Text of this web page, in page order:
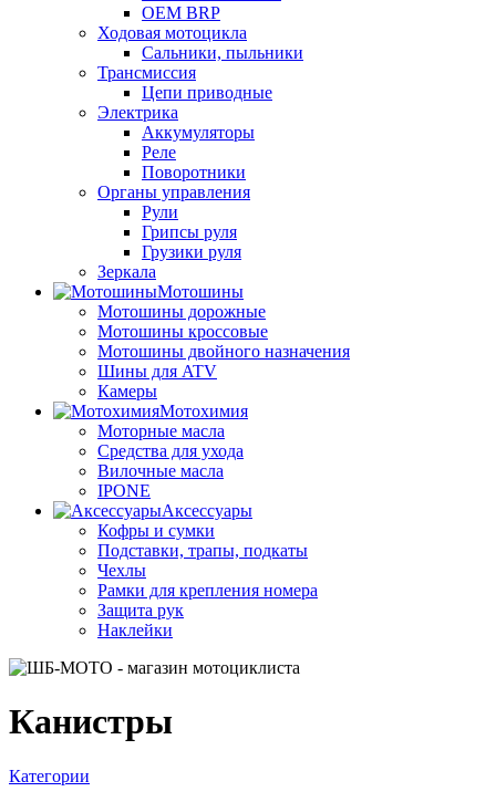
OEM BRP
Ходовая мотоцикла
Сальники, пыльники
Трансмиссия
Цепи приводные
Электрика
Аккумуляторы
Реле
Поворотники
Органы управления
Рули
Грипсы руля
Грузики руля
Зеркала
Мотошины
Мотошины дорожные
Мотошины кроссовые
Мотошины двойного назначения
Шины для ATV
Камеры
Мотохимия
Моторные масла
Средства для ухода
Вилочные масла
IPONE
Аксессуары
Кофры и сумки
Подставки, трапы, подкаты
Чехлы
Рамки для крепления номера
Защита рук
Наклейки
Канистры
Категории